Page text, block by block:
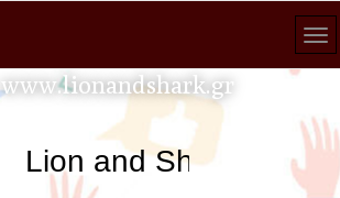
www.lionandshark.gr
Lion and Shark κάθε